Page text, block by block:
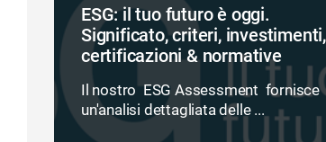
ESG: il tuo futuro è oggi.
Significato, criteri, investimenti,
certificazioni & normative
Il nostro ESG Assessment fornisce
un'analisi dettagliata delle ...